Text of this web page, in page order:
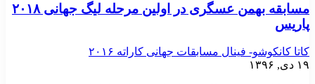
مسابقه بهمن عسگری در اولین مرحله لیگ جهانی ۲۰۱۸
پاریس
کاتا کانکوشو- فینال مسابقات جهانی کاراته ۲۰۱۶
۱۹ دی, ۱۳۹۶